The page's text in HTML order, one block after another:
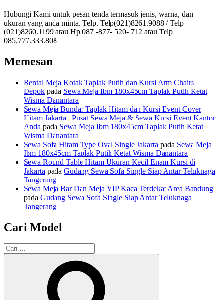
Hubungi Kami untuk pesan tenda termasuk jenis, warna, dan
ukuran yang anda minta. Telp. Telp(021)8261.9088 / Telp
(021)8260.1199 atau Hp 087 -877- 520- 712 atau Telp
085.777.333.808
Memesan
Rental Meja Kotak Taplak Putih dan Kursi Arm Chairs
Depok pada Sewa Meja Ibm 180x45cm Taplak Putih Ketat
Wisma Danantara
Sewa Meja Bundar Taplak Hitam dan Kursi Event Cover
Hitam Jakarta | Pusat Sewa Meja & Sewa Kursi Event Kantor
Anda pada Sewa Meja Ibm 180x45cm Taplak Putih Ketat
Wisma Danantara
Sewa Sofa Hitam Type Oval Single Jakarta pada Sewa Meja
Ibm 180x45cm Taplak Putih Ketat Wisma Danantara
Sewa Round Table Hitam Ukuran Kecil Enam Kursi di
Jakarta pada Gudang Sewa Sofa Single Siap Antar Teluknaga
Tangerang
Sewa Meja Bar Dan Meja VIP Kaca Terdekat Area Bandung
pada Gudang Sewa Sofa Single Siap Antar Teluknaga
Tangerang
Cari Model
Pencarian
untuk: